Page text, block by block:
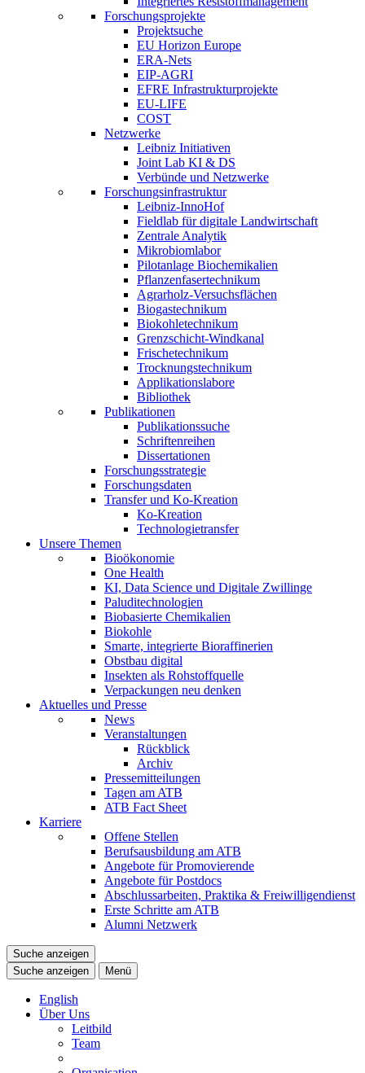
Forschungsprojekte
Projektsuche
EU Horizon Europe
ERA-Nets
EIP-AGRI
EFRE Infrastrukturprojekte
EU-LIFE
COST
Netzwerke
Leibniz Initiativen
Joint Lab KI & DS
Verbünde und Netzwerke
Forschungsinfrastruktur
Leibniz-InnoHof
Fieldlab für digitale Landwirtschaft
Zentrale Analytik
Mikrobiomlabor
Pilotanlage Biochemikalien
Pflanzenfasertechnikum
Agrarholz-Versuchsflächen
Biogastechnikum
Biokohletechnikum
Grenzschicht-Windkanal
Frischetechnikum
Trocknungstechnikum
Applikationslabore
Bibliothek
Publikationen
Publikationssuche
Schriftenreihen
Dissertationen
Forschungsstrategie
Forschungsdaten
Transfer und Ko-Kreation
Ko-Kreation
Technologietransfer
Unsere Themen
Bioökonomie
One Health
KI, Data Science und Digitale Zwillinge
Paluditechnologien
Biobasierte Chemikalien
Biokohle
Smarte, integrierte Bioraffinerien
Obstbau digital
Insekten als Rohstoffquelle
Verpackungen neu denken
Aktuelles und Presse
News
Veranstaltungen
Rückblick
Archiv
Pressemitteilungen
Tagen am ATB
ATB Fact Sheet
Karriere
Offene Stellen
Berufsausbildung am ATB
Angebote für Promovierende
Angebote für Postdocs
Abschlussarbeiten, Praktika & Freiwilligendienst
Erste Schritte am ATB
Alumni Netzwerk
Suche anzeigen
Suche anzeigen
Menü
English
Über Uns
Leitbild
Team